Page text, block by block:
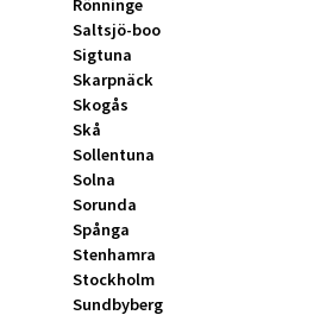
Rönninge
Saltsjö-boo
Sigtuna
Skarpnäck
Skogås
Skå
Sollentuna
Solna
Sorunda
Spånga
Stenhamra
Stockholm
Sundbyberg